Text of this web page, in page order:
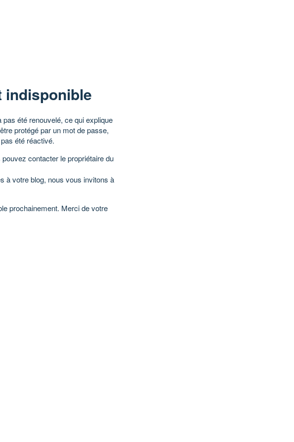
indisponible
pas été renouvelé, ce qui explique
protégé par un mot de passe,
été réactivé.
contacter le propriétaire du
à votre blog, nous vous invitons à
prochainement. Merci de votre